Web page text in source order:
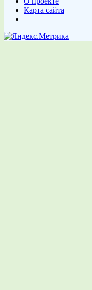
Карта сайта